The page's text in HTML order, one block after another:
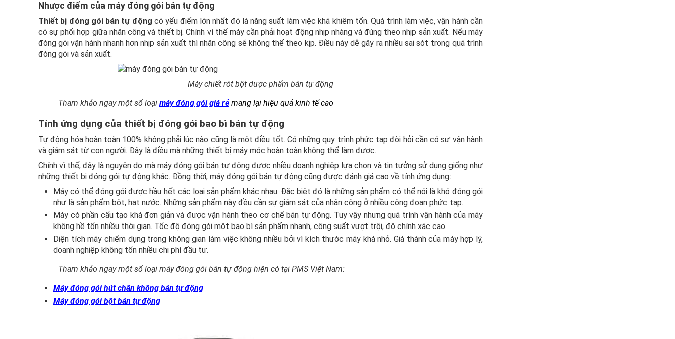
Nhược điểm của máy đóng gói bán tự động
Thiết bị đóng gói bán tự động có yếu điểm lớn nhất đó là năng suất làm việc khá khiêm tốn. Quá trình làm việc, vận hành cần
có sự phối hợp giữa nhân công và thiết bị. Chính vì thế máy cần phải hoạt động nhịp nhàng và đúng theo nhịp sản xuất. Nếu máy
đóng gói vận hành nhanh hơn nhịp sản xuất thì nhân công sẽ không thể theo kịp. Điều này dễ gây ra nhiều sai sót trong quá trình
đóng gói và sản xuất.
Máy chiết rót bột dược phẩm bán tự động
Tham khảo ngay một số loại máy đóng gói giá rẻ mang lại hiệu quả kinh tế cao
Tính ứng dụng của thiết bị đóng gói bao bì bán tự động
Tự động hóa hoàn toàn 100% không phải lúc nào cũng là một điều tốt. Có những quy trình phức tạp đòi hỏi cần có sự vận hành
và giám sát từ con người. Đây là điều mà những thiết bị máy móc hoàn toàn không thể làm được.
Chính vì thế, đây là nguyên do mà máy đóng gói bán tự động được nhiều doanh nghiệp lựa chọn và tin tưởng sử dụng giống như
những thiết bị đóng gói tự động khác. Đồng thời, máy đóng gói bán tự động cũng được đánh giá cao về tính ứng dụng:
Máy có thể đóng gói được hầu hết các loại sản phẩm khác nhau. Đặc biệt đó là những sản phẩm có thể nói là khó đóng gói
như là sản phẩm bột, hạt nước. Những sản phẩm này đều cần sự giám sát của nhân công ở nhiều công đoạn phức tạp.
Máy có phần cấu tạo khá đơn giản và được vận hành theo cơ chế bán tự động. Tuy vậy nhưng quá trình vận hành của máy
không hề tốn nhiều thời gian. Tốc độ đóng gói một bao bì sản phẩm nhanh, công suất vượt trội, độ chính xác cao.
Diện tích máy chiếm dụng trong không gian làm việc không nhiều bởi vì kích thước máy khá nhỏ. Giá thành của máy hợp lý,
doanh nghiệp không tốn nhiều chi phí đầu tư.
Tham khảo ngay một số loại máy đóng gói bán tự động hiện có tại PMS Việt Nam:
Máy đóng gói hút chân không bán tự động
Máy đóng gói bột bán tự động